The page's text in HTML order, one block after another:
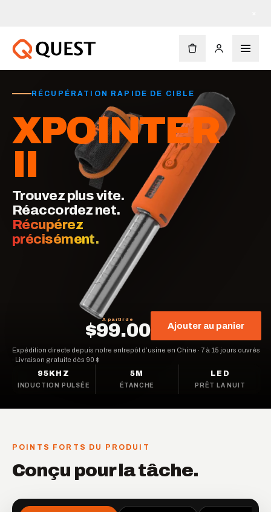
RÉCUPÉRATION RAPIDE DE CIBLE
XPOINTER
II
Trouvez plus vite.
Réaccordez net.
Récupérez
précisément.
À partir de
$99.00 Ajouter au panier
Expédition directe depuis notre entrepôt d’usine en Chine · 7 à 15 jours ouvrés
· Livraison gratuite dès 90 $
95KHZ
INDUCTION PULSÉE
5M
ÉTANCHE
LED
PRÊT LA NUIT
POINTS FORTS DU PRODUIT
Conçu pour la tâche.